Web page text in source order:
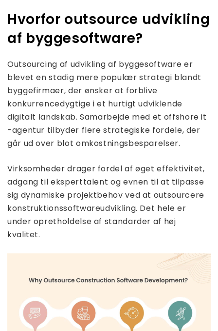
Hvorfor outsource udvikling
af byggesoftware?
Outsourcing af udvikling af byggesoftware er
blevet en stadig mere populær strategi blandt
byggefirmaer, der ønsker at forblive
konkurrencedygtige i et hurtigt udviklende
digitalt landskab. Samarbejde med et offshore it
-agentur tilbyder flere strategiske fordele, der
går ud over blot omkostningsbesparelser.
Virksomheder drager fordel af øget effektivitet,
adgang til eksperttalent og evnen til at tilpasse
sig dynamiske projektbehov ved at outsourcere
konstruktionssoftwareudvikling. Det hele er
under opretholdelse af standarder af høj
kvalitet.